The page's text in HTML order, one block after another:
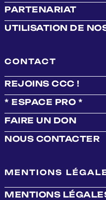
PARTENARIAT
UTILISATION DE
CONTACT
REJOINS CCC !
* ESPACE PRO *
FAIRE UN DON
NOUS CONTACTER
MENTIONS
MENTIONS